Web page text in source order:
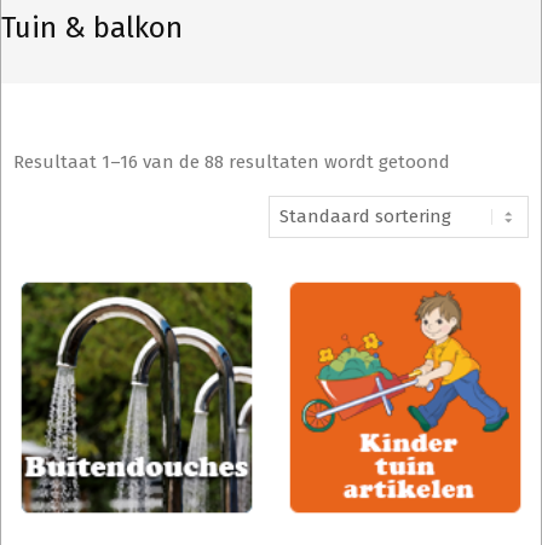
Tuin & balkon
Resultaat 1–16 van de 88 resultaten wordt getoond